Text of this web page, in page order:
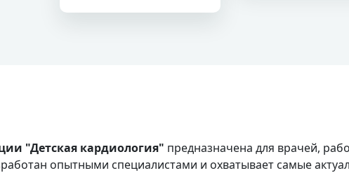
"Детская кардиология" предназначена для врачей,
опытными специалистами и охватывает самые